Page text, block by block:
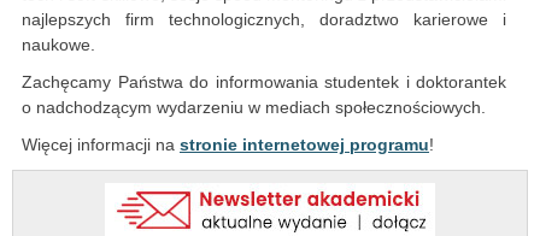
najlepszych firm technologicznych, doradztwo karierowe i
naukowe.
Zachęcamy Państwa do informowania studentek i doktorantek
o nadchodzącym wydarzeniu w mediach społecznościowych.
Więcej informacji na stronie internetowej programu!